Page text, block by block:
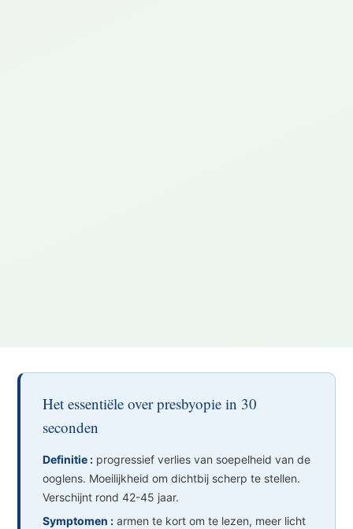
Het essentiële over presbyopie in 30
seconden
Definitie : progressief verlies van soepelheid van de
ooglens. Moeilijkheid om dichtbij scherp te stellen.
Verschijnt rond 42-45 jaar.
Symptomen : armen te kort om te lezen, meer licht